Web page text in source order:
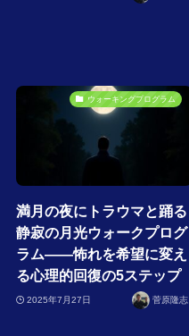
ウォーキングプログラム
満月の夜にトラウマと踊る
静寂の月光ウォークプログ
ラム――怖れを希望に変え
る心理的回復の5ステップ
2025年7月27日 菅原隆志